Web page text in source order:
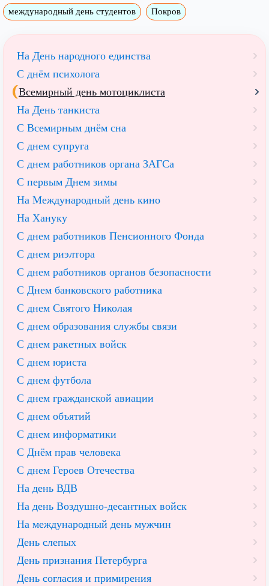
международный день студентов Покров
На День народного единства
С днём психолога
Всемирный день мотоциклиста
На День танкиста
С Всемирным днём сна
С днем супруга
С днем работников органа ЗАГСа
С первым Днем зимы
На Международный день кино
На Хануку
С днем работников Пенсионного Фонда
С днем риэлтора
С днем работников органов безопасности
С Днем банковского работника
С днем Святого Николая
С днем образования службы связи
С днем ракетных войск
С днем юриста
С днем футбола
С днем гражданской авиации
С днем объятий
С днем информатики
С Днём прав человека
С днем Героев Отечества
На день ВДВ
На день Воздушно-десантных войск
На международный день мужчин
День слепых
День признания Петербурга
День согласия и примирения